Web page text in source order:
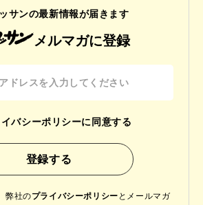
サンの最新情報が届きます
メルマガに登録
バシーポリシーに同意する
弊社のプライバシーポリシー と メールマガ